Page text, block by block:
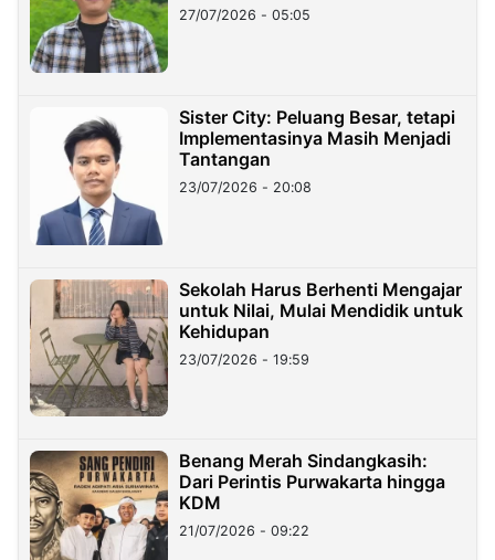
27/07/2026 - 05:05
Sister City: Peluang Besar, tetapi
Implementasinya Masih Menjadi
Tantangan
23/07/2026 - 20:08
Sekolah Harus Berhenti Mengajar
untuk Nilai, Mulai Mendidik untuk
Kehidupan
23/07/2026 - 19:59
Benang Merah Sindangkasih:
Dari Perintis Purwakarta hingga
KDM
21/07/2026 - 09:22